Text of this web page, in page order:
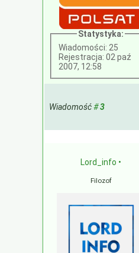
Statystyka:
Wiadomości: 25
Rejestracja: 02 paź
2007, 12:58
Wiadomość#3
Lord_info •
Filozof